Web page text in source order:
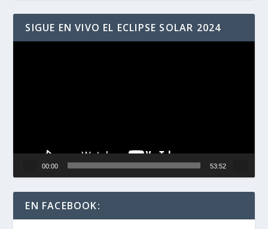
SIGUE EN VIVO EL ECLIPSE SOLAR 2024
00:00 53:52
EN FACEBOOK: